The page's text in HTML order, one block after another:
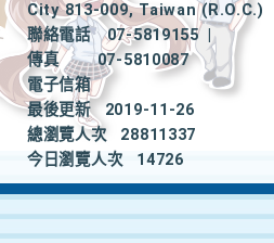
City 813-009, Taiwan (R.O.C.)
聯絡電話
07-5819155
|
傳真
07-5810087
電子信箱
最後更新
2019-11-26
總瀏覽人次
28811337
今日瀏覽人次
14726